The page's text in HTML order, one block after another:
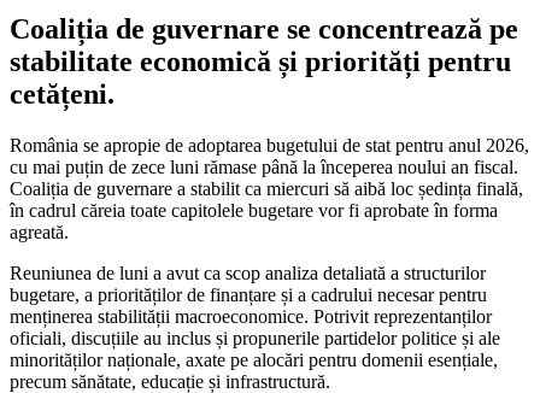
Coaliția de guvernare se concentrează pe
stabilitate economică și priorități pentru
cetățeni.
România se apropie de adoptarea bugetului de stat pentru anul 2026,
cu mai puțin de zece luni rămase până la începerea noului an fiscal.
Coaliția de guvernare a stabilit ca miercuri să aibă loc ședința finală,
în cadrul căreia toate capitolele bugetare vor fi aprobate în forma
agreată.
Reuniunea de luni a avut ca scop analiza detaliată a structurilor
bugetare, a priorităților de finanțare și a cadrului necesar pentru
menținerea stabilității macroeconomice. Potrivit reprezentanților
oficiali, discuțiile au inclus și propunerile partidelor politice și ale
minorităților naționale, axate pe alocări pentru domenii esențiale,
precum sănătate, educație și infrastructură.